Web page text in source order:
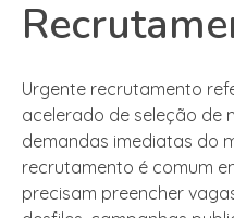
Urgente recrutamento
acelerado de seleção de
demandas imediatas do
recrutamento é comum
precisam preencher